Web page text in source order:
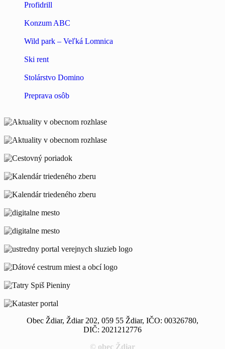
Profidrill
Konzum ABC
Wild park – Veľká Lomnica
Ski rent
Stolárstvo Domino
Preprava osôb
Obec Ždiar, Ždiar 202, 059 55 Ždiar, IČO: 00326780,
DIČ: 2021212776
© obec Ždiar